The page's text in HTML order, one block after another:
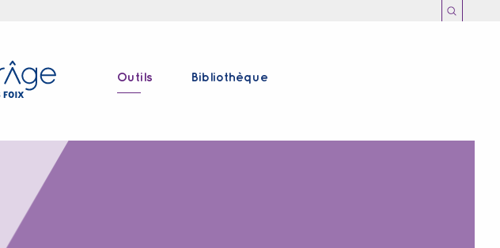
Outils Bibliothèque